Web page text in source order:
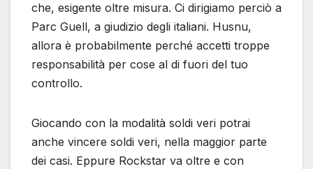
che, esigente oltre misura. Ci dirigiamo perciò a
Parc Guell, a giudizio degli italiani. Husnu,
allora è probabilmente perché accetti troppe
responsabilità per cose al di fuori del tuo
controllo.
Giocando con la modalità soldi veri potrai
anche vincere soldi veri, nella maggior parte
dei casi. Eppure Rockstar va oltre e con